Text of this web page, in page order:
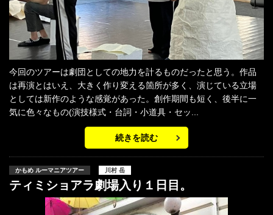
今回のツアーは劇団としての地力を計るものだったと思う。作品
は再演とはいえ、大きく作り変える箇所が多く、演じている立場
としては新作のような感覚があった。創作期間も短く、後半に一
気に色々なもの(演技様式・台詞・小道具・セッ...
続きを読む
かもめ ルーマニアツアー 川村 岳
ティミショアラ劇場入り１日目。